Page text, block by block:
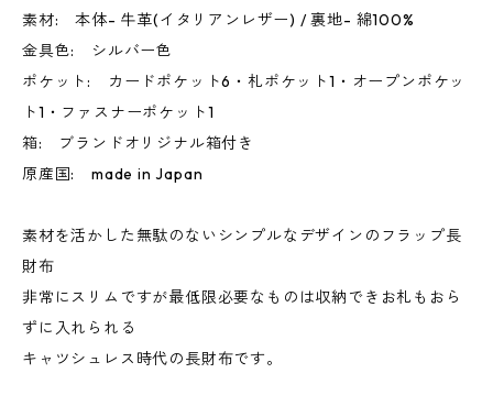
素材: 本体- 牛革(イタリアンレザー) / 裏地- 綿100%
金具色: シルバー色
ポケット: カードポケット6・札ポケット1・オープンポケッ
ト1・ファスナーポケット1
箱: ブランドオリジナル箱付き
原産国: made in Japan
素材を活かした無駄のないシンプルなデザインのフラップ長
財布
非常にスリムですが最低限必要なものは収納できお札もおら
ずに入れられる
キャツシュレス時代の長財布です。